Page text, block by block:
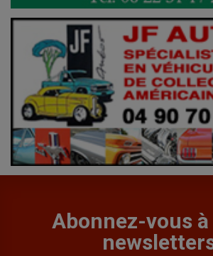
Abonnez-vous